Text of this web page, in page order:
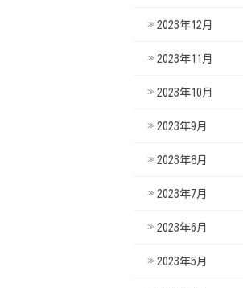
2023年12月
2023年11月
2023年10月
2023年9月
2023年8月
2023年7月
2023年6月
2023年5月